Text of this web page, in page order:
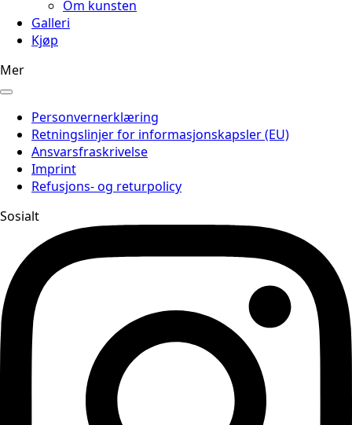
Om kunsten
Galleri
Kjøp
Mer
Personvernerklæring
Retningslinjer for informasjonskapsler (EU)
Ansvarsfraskrivelse
Imprint
Refusjons- og returpolicy
Sosialt